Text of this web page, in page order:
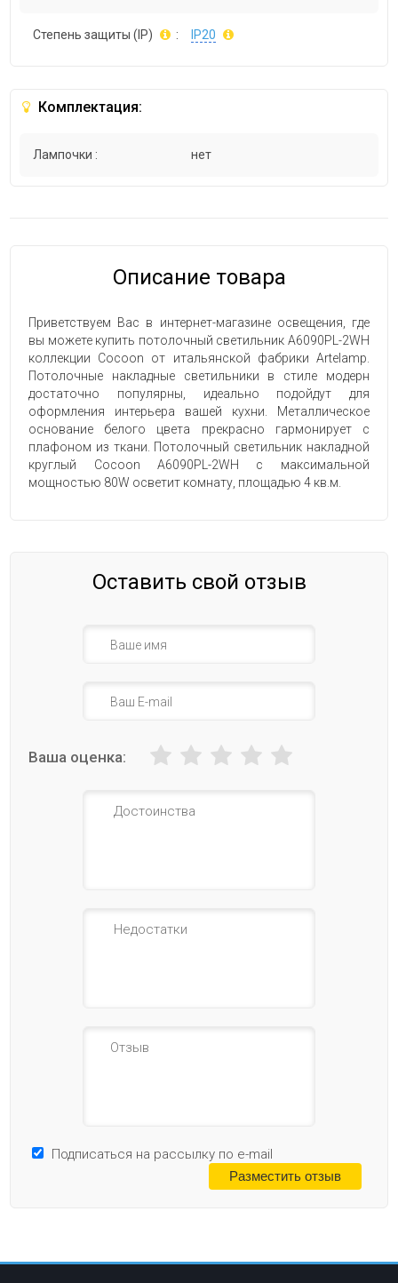
Степень защиты (IP) : IP20
Комплектация:
Лампочки : нет
Описание товара
Приветствуем Вас в интернет-магазине освещения, где
вы можете купить потолочный светильник A6090PL-2WH
коллекции Cocoon от итальянской фабрики Artelamp.
Потолочные накладные светильники в стиле модерн
достаточно популярны, идеально подойдут для
оформления интерьера вашей кухни. Металлическое
основание белого цвета прекрасно гармонирует с
плафоном из ткани. Потолочный светильник накладной
круглый Cocoon A6090PL-2WH с максимальной
мощностью 80W осветит комнату, площадью 4 кв.м.
Оставить свой отзыв
Ваша оценка:
Подписаться на рассылку по e-mail